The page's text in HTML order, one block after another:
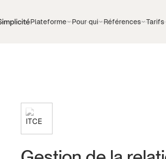
Plateforme Pour qui Références Tarifs